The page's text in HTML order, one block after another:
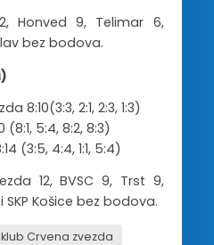
Honved 9, Telimar 6,
bez bodova.
8:10(3:3, 2:1, 2:3, 1:3)
(8:1, 5:4, 8:2, 8:3)
(3:5, 4:4, 1:1, 5:4)
12, BVSC 9, Trst 9,
Košice bez bodova.
Crvena zvezda